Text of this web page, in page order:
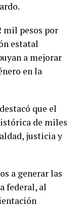
mil pesos por
estatal
a mejorar
en la
que el
de miles
justicia y
a generar las
federal, al